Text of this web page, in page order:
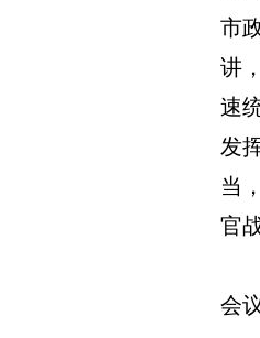
市
讲
速
发
当
官
市
会